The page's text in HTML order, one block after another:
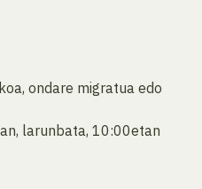
ondare migratua edo
larunbata, 10:00etan